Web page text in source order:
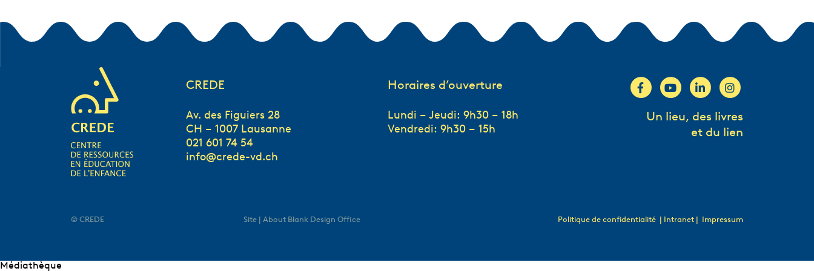
CREDE
Av. des Figuiers 28
CH – 1007 Lausanne
021 601 74 54
info@crede-vd.ch
Horaires d’ouverture
Lundi – Jeudi: 9h30 – 18h
Vendredi: 9h30 – 15h
Un lieu, des livres
et du lien
© CREDE Site | About Blank Design Office Politique de confidentialité | Intranet | Impressum
Médiathèque